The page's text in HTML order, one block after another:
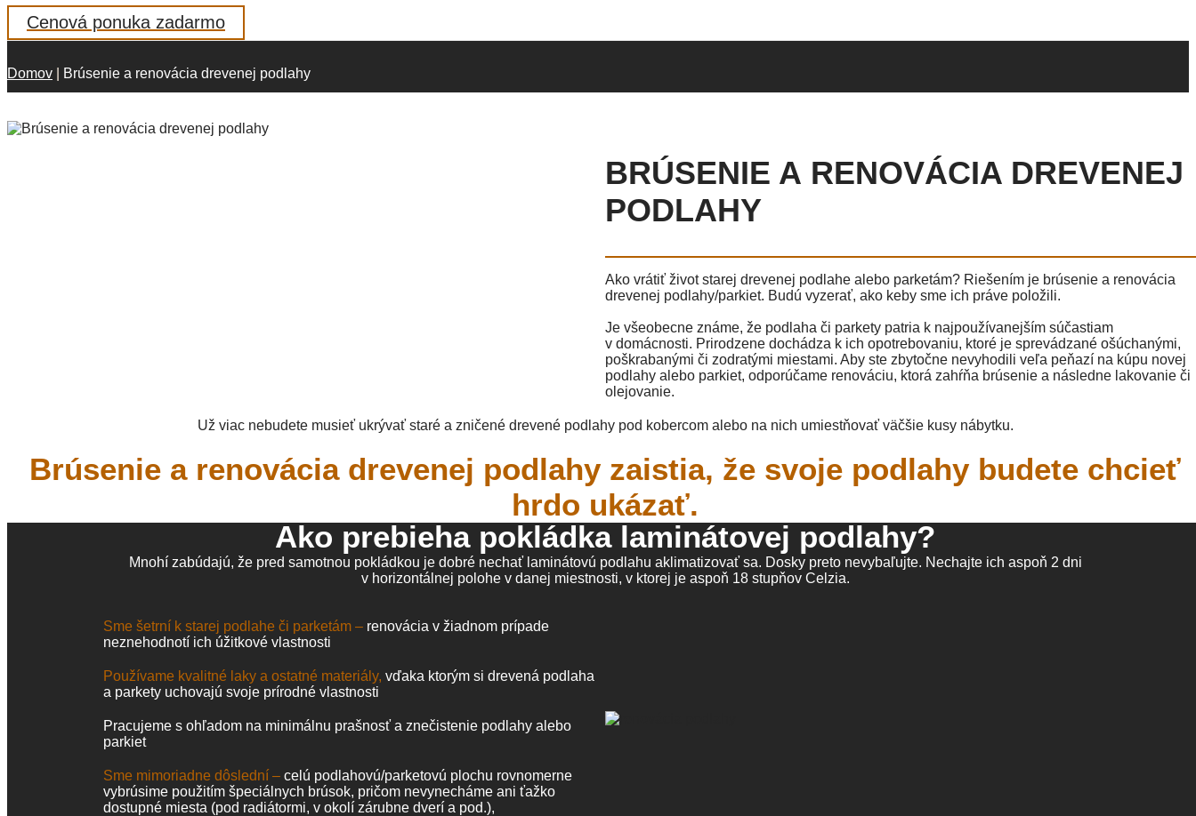
Cenová ponuka zadarmo
Domov Brúsenie a renovácia drevenej podlahy
BRÚSENIE A RENOVÁCIA DREVENEJ
PODLAHY
Ako vrátiť život starej drevenej podlahe alebo parketám? Riešením je brúsenie a renovácia
drevenej podlahy/parkiet. Budú vyzerať, ako keby sme ich práve položili.
Je všeobecne známe, že podlaha či parkety patria k najpoužívanejším súčastiam
v domácnosti. Prirodzene dochádza k ich opotrebovaniu, ktoré je sprevádzané ošúchanými,
poškrabanými či zodratými miestami. Aby ste zbytočne nevyhodili veľa peňazí na kúpu novej
podlahy alebo parkiet, odporúčame renováciu, ktorá zahŕňa brúsenie a následne lakovanie či
olejovanie.
Už viac nebudete musieť ukrývať staré a zničené drevené podlahy pod kobercom alebo na nich umiestňovať väčšie kusy nábytku.
Brúsenie a renovácia drevenej podlahy zaistia, že svoje podlahy budete chcieť
hrdo ukázať.
Ako prebieha pokládka laminátovej podlahy?
Mnohí zabúdajú, že pred samotnou pokládkou je dobré nechať laminátovú podlahu aklimatizovať sa. Dosky preto nevybaľujte. Nechajte ich aspoň 2 dni
v horizontálnej polohe v danej miestnosti, v ktorej je aspoň 18 stupňov Celzia.
Sme šetrní k starej podlahe či parketám – renovácia v žiadnom prípade
neznehodnotí ich úžitkové vlastnosti
Používame kvalitné laky a ostatné materiály, vďaka ktorým si drevená podlaha
a parkety uchovajú svoje prírodné vlastnosti
Pracujeme s ohľadom na minimálnu prašnosť a znečistenie podlahy alebo
parkiet
Sme mimoriadne dôslední – celú podlahovú/parketovú plochu rovnomerne
vybrúsime použitím špeciálnych brúsok, pričom nevynecháme ani ťažko
dostupné miesta (pod radiátormi, v okolí zárubne dverí a pod.),